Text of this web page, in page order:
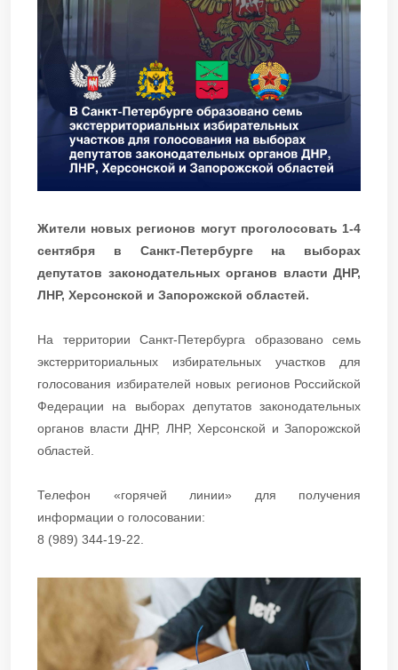
Жители новых регионов могут проголосовать 1-4
сентября в Санкт-Петербурге на выборах
депутатов законодательных органов власти ДНР,
ЛНР, Херсонской и Запорожской областей.
На территории Санкт-Петербурга образовано семь
экстерриториальных избирательных участков для
голосования избирателей новых регионов Российской
Федерации на выборах депутатов законодательных
органов власти ДНР, ЛНР, Херсонской и Запорожской
областей.
Телефон «горячей линии» для получения
информации о голосовании:
8 (989) 344-19-22